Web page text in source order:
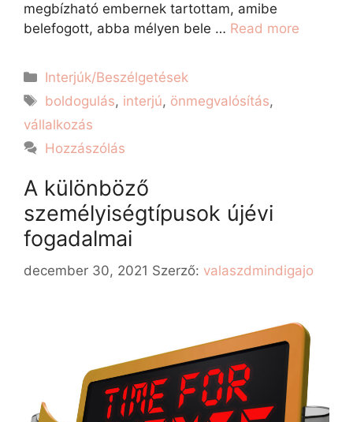
megbízható embernek tartottam, amibe
belefogott, abba mélyen bele … Read more
Interjúk/Beszélgetések
boldogulás, interjú, önmegvalósítás,
vállalkozás
Hozzászólás
A különböző
személyiségtípusok újévi
fogadalmai
december 30, 2021 Szerző: valaszdmindigajo